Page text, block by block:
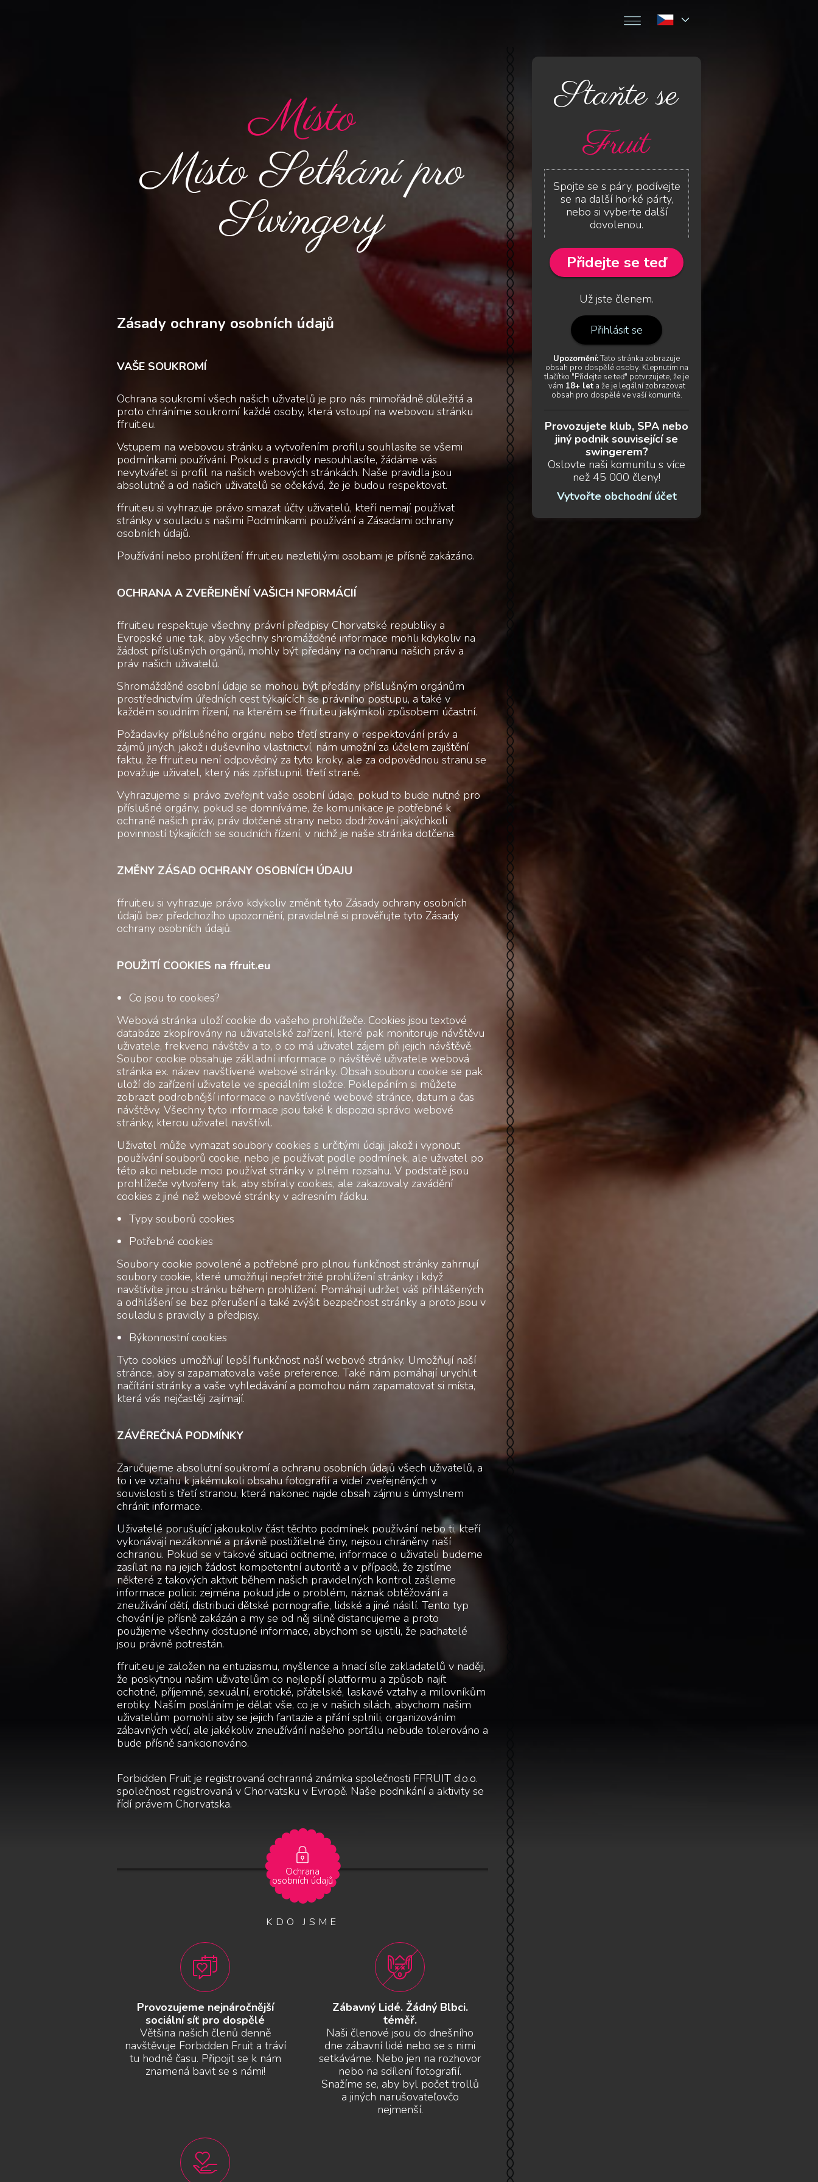
Místo
Místo Setkání pro
Swingery
Zásady ochrany osobních údajů
VAŠE SOUKROMÍ
Ochrana soukromí všech našich uživatelů je pro nás mimořádně důležitá a
proto chráníme soukromí každé osoby, která vstoupí na webovou stránku
ffruit.eu.
Vstupem na webovou stránku a vytvořením profilu souhlasíte se všemi
podmínkami používání. Pokud s pravidly nesouhlasíte, žádáme vás
nevytvářet si profil na našich webových stránkách. Naše pravidla jsou
absolutně a od našich uživatelů se očekává, že je budou respektovat.
ffruit.eu si vyhrazuje právo smazat účty uživatelů, kteří nemají používat
stránky v souladu s našimi Podmínkami používání a Zásadami ochrany
osobních údajů.
Používání nebo prohlížení ffruit.eu nezletilými osobami je přísně zakázáno.
OCHRANA A ZVEŘEJNĚNÍ VAŠICH NFORMÁCIÍ
ffruit.eu respektuje všechny právní předpisy Chorvatské republiky a
Evropské unie tak, aby všechny shromážděné informace mohli kdykoliv na
žádost příslušných orgánů, mohly být předány na ochranu našich práv a
práv našich uživatelů.
Shromážděné osobní údaje se mohou být předány příslušným orgánům
prostřednictvím úředních cest týkajících se právního postupu, a také v
každém soudním řízení, na kterém se ffruit.eu jakýmkoli způsobem účastní.
Požadavky příslušného orgánu nebo třetí strany o respektování práv a
zájmů jiných, jakož i duševního vlastnictví, nám umožní za účelem zajištění
faktu, že ffruit.eu není odpovědný za tyto kroky, ale za odpovědnou stranu se
považuje uživatel, který nás zpřístupnil třetí straně.
Vyhrazujeme si právo zveřejnit vaše osobní údaje, pokud to bude nutné pro
příslušné orgány, pokud se domníváme, že komunikace je potřebné k
ochraně našich práv, práv dotčené strany nebo dodržování jakýchkoli
povinností týkajících se soudních řízení, v nichž je naše stránka dotčena.
ZMĚNY ZÁSAD OCHRANY OSOBNÍCH ÚDAJU
ffruit.eu si vyhrazuje právo kdykoliv změnit tyto Zásady ochrany osobních
údajů bez předchozího upozornění, pravidelně si prověřujte tyto Zásady
ochrany osobních údajů.
POUŽITÍ COOKIES na ffruit.eu
Co jsou to cookies?
Webová stránka uloží cookie do vašeho prohlížeče. Cookies jsou textové
databáze zkopírovány na uživatelské zařízení, které pak monitoruje návštěvu
uživatele, frekvenci návštěv a to, o co má uživatel zájem při jejich návštěvě.
Soubor cookie obsahuje základní informace o návštěvě uživatele webová
stránka ex. název navštívené webové stránky. Obsah souboru cookie se pak
uloží do zařízení uživatele ve speciálním složce. Poklepáním si můžete
zobrazit podrobnější informace o navštívené webové stránce, datum a čas
návštěvy. Všechny tyto informace jsou také k dispozici správci webové
stránky, kterou uživatel navštívil.
Uživatel může vymazat soubory cookies s určitými údaji, jakož i vypnout
používání souborů cookie, nebo je používat podle podmínek, ale uživatel po
této akci nebude moci používat stránky v plném rozsahu. V podstatě jsou
prohlížeče vytvořeny tak, aby sbíraly cookies, ale zakazovaly zavádění
cookies z jiné než webové stránky v adresním řádku.
Typy souborů cookies
Potřebné cookies
Soubory cookie povolené a potřebné pro plnou funkčnost stránky zahrnují
soubory cookie, které umožňují nepřetržité prohlížení stránky i když
navštívíte jinou stránku během prohlížení. Pomáhají udržet váš přihlášených
a odhlášení se bez přerušení a také zvýšit bezpečnost stránky a proto jsou v
souladu s pravidly a předpisy.
Býkonnostní cookies
Tyto cookies umožňují lepší funkčnost naší webové stránky. Umožňují naší
stránce, aby si zapamatovala vaše preference. Také nám pomáhají urychlit
načítání stránky a vaše vyhledávání a pomohou nám zapamatovat si místa,
která vás nejčastěji zajímají.
ZÁVĚREČNÁ PODMÍNKY
Zaručujeme absolutní soukromí a ochranu osobních údajů všech uživatelů, a
to i ve vztahu k jakémukoli obsahu fotografií a videí zveřejněných v
souvislosti s třetí stranou, která nakonec najde obsah zájmu s úmyslnem
chránit informace.
Uživatelé porušující jakoukoliv část těchto podmínek používání nebo ti, kteří
vykonávají nezákonné a právně postižitelné činy, nejsou chráněny naší
ochranou. Pokud se v takové situaci ocitneme, informace o uživateli budeme
zasílat na na jejich žádost kompetentní autoritě a v případě, že zjistíme
některé z takových aktivit během našich pravidelných kontrol zašleme
informace policii: zejména pokud jde o problém, náznak obtěžování a
zneužívání dětí, distribuci dětské pornografie, lidské a jiné násilí. Tento typ
chování je přísně zakázán a my se od něj silně distancujeme a proto
použijeme všechny dostupné informace, abychom se ujistili, že pachatelé
jsou právně potrestán.
ffruit.eu je založen na entuziasmu, myšlence a hnací síle zakladatelů v naději,
že poskytnou našim uživatelům co nejlepší platformu a způsob najít
ochotné, příjemné, sexuální, erotické, přátelské, laskavé vztahy a milovníkům
erotiky. Naším posláním je dělat vše, co je v našich silách, abychom našim
uživatelům pomohli aby se jejich fantazie a přání splnili, organizováním
zábavných věcí, ale jakékoliv zneužívání našeho portálu nebude tolerováno a
bude přísně sankcionováno.
Forbidden Fruit je registrovaná ochranná známka společnosti FFRUIT d.o.o.
společnost registrovaná v Chorvatsku v Evropě. Naše podnikání a aktivity se
řídí právem Chorvatska.
Ochrana
osobních údajů
KDO JSME
Provozujeme nejnáročnější
sociální síť pro dospělé
Většina našich členů denně
navštěvuje Forbidden Fruit a tráví
tu hodně času. Připojit se k nám
znamená bavit se s námi!
Zábavný Lidé. Žádný Blbci.
téměř.
Naši členové jsou do dnešního
dne zábavní lidé nebo se s nimi
setkáváme. Nebo jen na rozhovor
nebo na sdílení fotografií.
Snažíme se, aby byl počet trollů
a jiných narušovateľovčo
nejmenší.
Staňte se
Fruit
Spojte se s páry, podívejte
se na další horké párty,
nebo si vyberte další
dovolenou.
Přidejte se teď
Už jste členem.
Přihlásit se
Upozornění:Tato stránka zobrazuje
obsah pro dospělé osoby. Klepnutím na
tlačítko "Přidejte se teď" potvrzujete, že je
vám 18+ leta že je legální zobrazovat
obsah pro dospělé ve vaší komunitě.
Provozujete klub, SPA nebo
jiný podnik související se
swingerem?
Oslovte naši komunitu s více
než 45 000 členy!
Vytvořte obchodní účet